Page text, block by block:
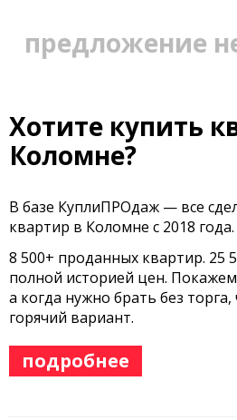
предложение
Хотите купить
Коломне?
В базе КуплиПРОдаж — все
квартир в Коломне с 2018 года.
8 500+ проданных квартир. 25
полной историей цен.
а когда нужно брать без
горячий вариант.
подробнее